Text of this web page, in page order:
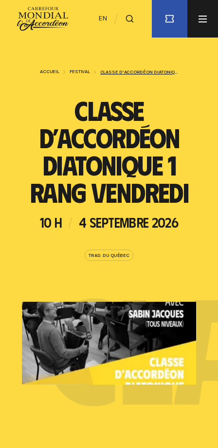
EN
ACCUEIL FESTIVAL
CLASSE
D’ACCORDÉON
DIATONIQUE 1
RANG VENDREDI
10 H 4 SEPTEMBRE 2026
TRAD. DU QUÉBEC